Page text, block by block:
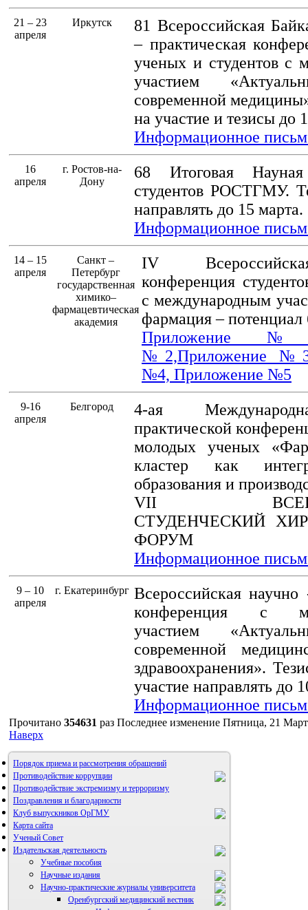
21 – 23
апреля
Иркутск
81 Всероссийская
– практическая
ученых и студентов с
участием
современной
на участие и тезисы до
Информационное
16
апреля
г. Ростов-на-
Дону
68 Итоговая
студентов РОСТГМУ.
направлять до 15 марта.
Информационное
14 – 15
апреля
Санкт –
Петербург
государственная
химико–
фармацевтическая
академия
IV
конференция
с международным
фармация – потенциал
Приложение
№2,Приложение
№4, Приложение №5
9-16
апреля
Белгород
4-ая
практической
молодых ученых
кластер как
образования и
VII
СТУДЕНЧЕСКИЙ
ФОРУМ
Информационное
9 – 10
апреля
г. Екатеринбург Всероссийская научно
конференция с
участием
современной
здравоохранения».
участие направлять до
Информационное
Прочитано 354631 раз Последнее изменение Пятница, 21
Наверх
Порядок приема и рассмотрения обращений
Противодействие коррупции
Противодействие экстремизму и терроризму
Поздравления и благодарности
Клуб выпускников ОрГМУ
Карта сайта
Ученый Совет
Издательская деятельность
Учебные пособия
Научные издания
Научно-практические журналы университета
Оренбургский медицинский вестник